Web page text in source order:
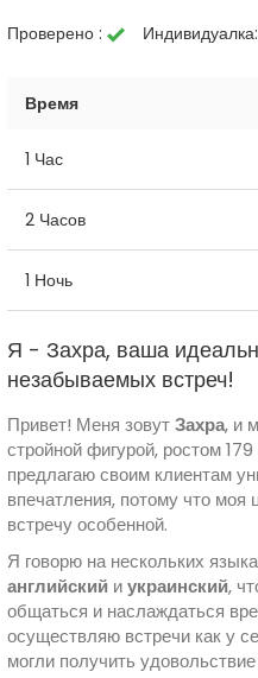
Проверено : Индивидуалка:
Время
1 Час
2 Часов
1 Ночь
Я - Захра, ваша
незабываемых встреч!
Привет! Меня зовутЗахра, и
стройной фигурой, ростом
предлагаю своим клиентам
впечатления, потому что
встречу особенной.
Я говорю на нескольких
английский иукраинский,
общаться и наслаждаться
осуществляю встречи как у
могли получить